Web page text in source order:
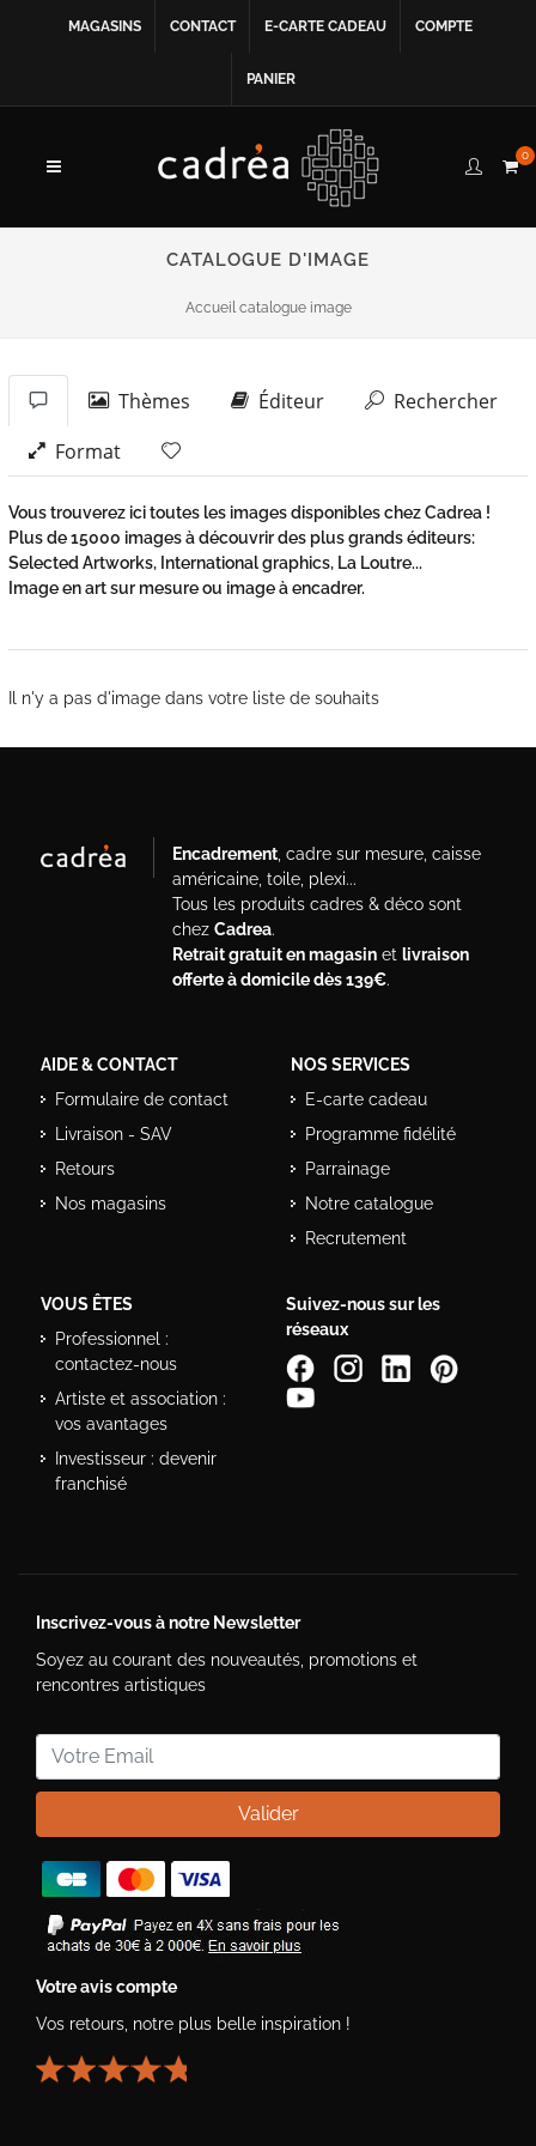
MAGASINS CONTACT E-CARTE CADEAU COMPTE
PANIER
0
CATALOGUE D'IMAGE
Accueil catalogue image
Thèmes Éditeur
Rechercher
Format
Vous trouverez ici toutes les images disponibles chez Cadrea !
Plus de 15000 images à découvrir des plus grands éditeurs:
Selected Artworks, International graphics, La Loutre...
Image en art sur mesure ou image à encadrer.
Il n'y a pas d'image dans votre liste de souhaits
Encadrement, cadre sur mesure, caisse
américaine, toile, plexi...
Tous les produits cadres & déco sont
chez Cadrea.
Retrait gratuit en magasinet livraison
offerte à domicile dès 139€.
AIDE & CONTACT
Formulaire de contact
Livraison - SAV
Retours
Nos magasins
NOS SERVICES
E-carte cadeau
Programme fidélité
Parrainage
Notre catalogue
Recrutement
VOUS ÊTES
Professionnel :
contactez-nous
Artiste et association :
vos avantages
Investisseur : devenir
franchisé
Suivez-nous sur les
réseaux
Inscrivez-vous à notre Newsletter
Soyez au courant des nouveautés, promotions et
rencontres artistiques
Valider
Votre avis compte
Vos retours, notre plus belle inspiration !